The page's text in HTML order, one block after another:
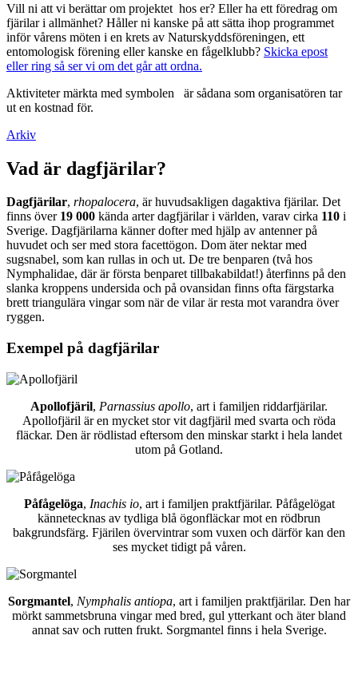
Vill ni att vi berättar om projektet hos er? Eller ha ett föredrag om
fjärilar i allmänhet? Håller ni kanske på att sätta ihop programmet
inför vårens möten i en krets av Naturskyddsföreningen, ett
entomologisk förening eller kanske en fågelklubb? Skicka epost
eller ring så ser vi om det går att ordna.
Aktiviteter märkta med symbolen
är sådana som organisatören tar
ut en kostnad för.
Arkiv
Vad är dagfjärilar?
Dagfjärilar, rhopalocera, är huvudsakligen dagaktiva fjärilar. Det
finns över 19 000 kända arter dagfjärilar i världen, varav cirka 110 i
Sverige. Dagfjärilarna känner dofter med hjälp av antenner på
huvudet och ser med stora facettögon. Dom äter nektar med
sugsnabel, som kan rullas in och ut. De tre benparen (två hos
Nymphalidae, där är första benparet tillbakabildat!) återfinns på den
slanka kroppens undersida och på ovansidan finns ofta färgstarka
brett triangulära vingar som när de vilar är resta mot varandra över
ryggen.
Exempel på dagfjärilar
Apollofjäril, Parnassius apollo, art i familjen riddarfjärilar.
Apollofjäril är en mycket stor vit dagfjäril med svarta och röda
fläckar. Den är rödlistad eftersom den minskar starkt i hela landet
utom på Gotland.
Påfågelöga, Inachis io, art i familjen praktfjärilar. Påfågelögat
kännetecknas av tydliga blå ögonfläckar mot en rödbrun
bakgrundsfärg. Fjärilen övervintrar som vuxen och därför kan den
ses mycket tidigt på våren.
Sorgmantel, Nymphalis antiopa, art i familjen praktfjärilar. Den har
mörkt sammetsbruna vingar med bred, gul ytterkant och äter bland
annat sav och rutten frukt. Sorgmantel finns i hela Sverige.